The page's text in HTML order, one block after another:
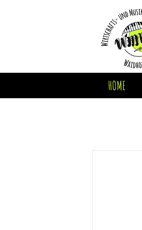
HOME